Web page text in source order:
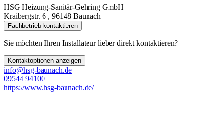
HSG Heizung-Sanitär-Gehring GmbH
Kraibergstr. 6 , 96148 Baunach
Fachbetrieb kontaktieren
Sie möchten Ihren Installateur lieber direkt kontaktieren?
Kontaktoptionen anzeigen
info@hsg-baunach.de
09544 94100
https://www.hsg-baunach.de/